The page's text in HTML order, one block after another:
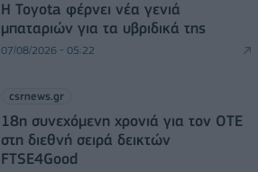
Η Toyota φέρνει νέα γενιά
μπαταριών για τα υβριδικά της
07/08/2026 - 05:22
csrnews.gr
18η συνεχόμενη χρονιά για τον ΟΤΕ
στη διεθνή σειρά δεικτών
FTSE4Good